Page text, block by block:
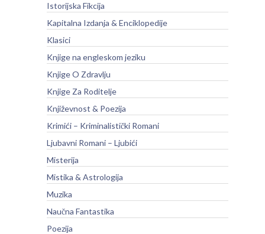
Istorijska Fikcija
Kapitalna Izdanja & Enciklopedije
Klasici
Knjige na engleskom jeziku
Knjige O Zdravlju
Knjige Za Roditelje
Književnost & Poezija
Krimići – Kriminalistički Romani
Ljubavni Romani – Ljubići
Misterija
Mistika & Astrologija
Muzika
Naučna Fantastika
Poezija